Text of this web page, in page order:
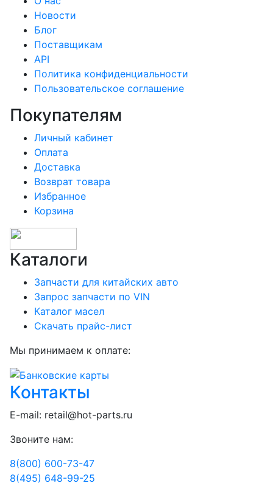
Новости
Блог
Поставщикам
API
Политика конфиденциальности
Пользовательское соглашение
Покупателям
Личный кабинет
Оплата
Доставка
Возврат товара
Избранное
Корзина
Каталоги
Запчасти для китайских авто
Запрос запчасти по VIN
Каталог масел
Скачать прайс-лист
Мы принимаем к оплате:
Контакты
E-mail: retail@hot-parts.ru
Звоните нам:
8(800) 600-73-47
8(495) 648-99-25